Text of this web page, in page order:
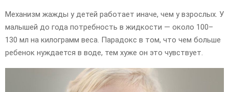
Механизм жажды у детей работает иначе, чем у взрослых. У
малышей до года потребность в жидкости — около 100–
130 мл на килограмм веса. Парадокс в том, что чем больше
ребенок нуждается в воде, тем хуже он это чувствует.